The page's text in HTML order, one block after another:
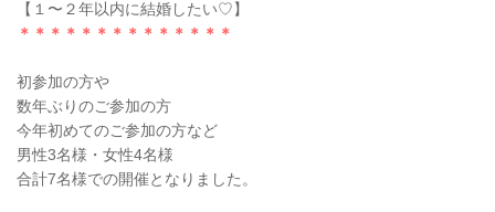
【１〜２年以内に結婚したい♡】
＊＊＊＊＊＊＊＊＊＊＊＊＊＊
初参加の方や
数年ぶりのご参加の方
今年初めてのご参加の方など
男性3名様・女性4名様
合計7名様での開催となりました。